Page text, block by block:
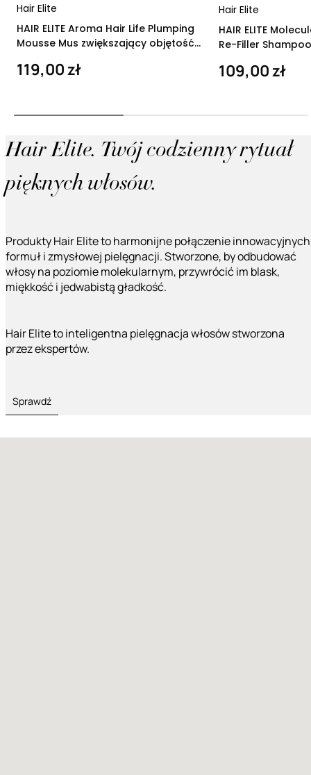
Hair Elite
HAIR ELITE Aroma Hair Life Plumping
Mousse Mus zwiększający objętość
119,00 zł
Hair Elite
HAIR ELITE
Re-Filler
109,00 zł
Hair Elite. Twój codzienny rytuał
pięknych włosów.
Produkty Hair Elite to harmonijne połączenie innowacyjnych
formuł i zmysłowej pielęgnacji. Stworzone, by odbudować
włosy na poziomie molekularnym, przywrócić im blask,
miękkość i jedwabistą gładkość.
Hair Elite to inteligentna pielęgnacja włosów stworzona
przez ekspertów.
Sprawdź